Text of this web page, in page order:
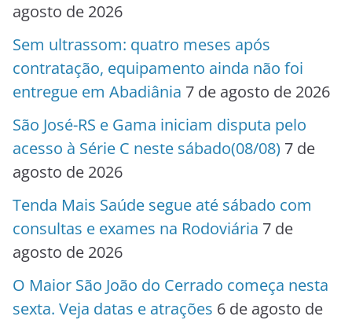
agosto de 2026
Sem ultrassom: quatro meses após
contratação, equipamento ainda não foi
entregue em Abadiânia 7 de agosto de 2026
São José-RS e Gama iniciam disputa pelo
acesso à Série C neste sábado(08/08) 7 de
agosto de 2026
Tenda Mais Saúde segue até sábado com
consultas e exames na Rodoviária 7 de
agosto de 2026
O Maior São João do Cerrado começa nesta
sexta. Veja datas e atrações 6 de agosto de